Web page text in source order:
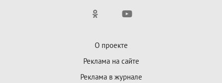
О проекте
Реклама на сайте
Реклама в журнале